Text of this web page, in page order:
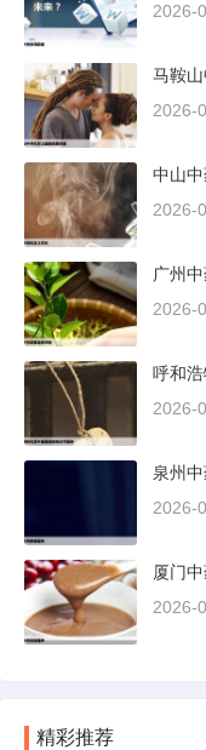
2026-
马鞍
2026-
中山
2026-
广州
2026-
呼和
2026-
泉州
2026-
厦门
2026-
精彩推荐